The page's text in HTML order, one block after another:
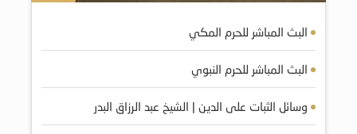
البث المباشر للحرم المكي
البث المباشر للحرم النبوي
وسائل الثبات على الدين | الشيخ عبد الرزاق البدر